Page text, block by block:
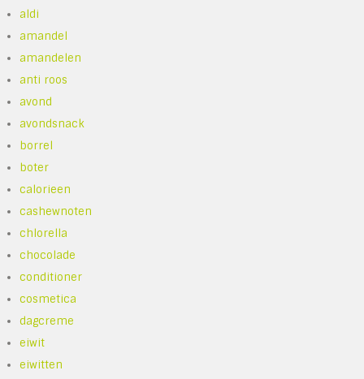
aldi
amandel
amandelen
anti roos
avond
avondsnack
borrel
boter
calorieen
cashewnoten
chlorella
chocolade
conditioner
cosmetica
dagcreme
eiwit
eiwitten